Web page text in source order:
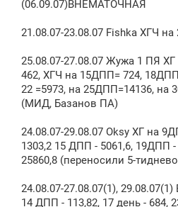
(06.09.07)ВНЕМАТОЧНАЯ
21.08.07-23.08.07 Fishka ХГЧ
25.08.07-27.08.07 Жужа 1 ПЯ
462, ХГЧ на 15ДПП= 724,
22 =5973, на 25ДПП=14136, на
(МИД, Базанов ПА)
24.08.07-29.08.07 Oksy ХГ на
1303,2 15 ДПП - 5061,6, 19ДПП -
25860,8 (переносили 5-
24.08.07-27.08.07(1),
14 ДПП - 113,82, 17 день -